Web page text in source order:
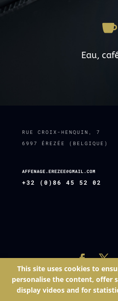

Eau,
RUE CROIX-HENQUIN, 7
6997 ÉREZÉE (BELGIQUE)
AFFENAGE.EREZEE@GMAIL.COM
+32 (0)86 45 52 02
Site réalisé parEspace Net SPRL
086 45 52 02 | Mail:
This site uses cookies to
personalise the content, offer
display videos and for